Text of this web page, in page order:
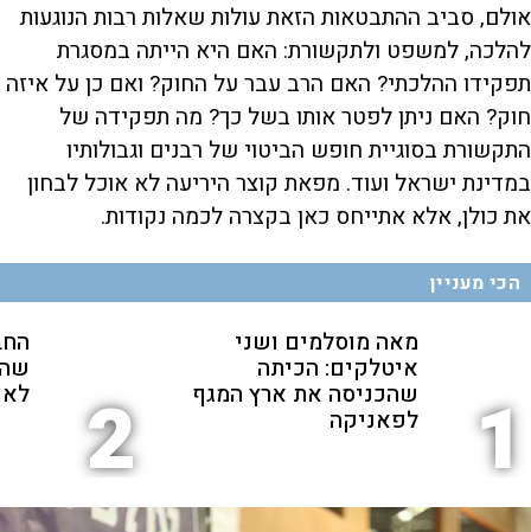
אולם, סביב ההתבטאות הזאת עולות שאלות רבות הנוגעות
להלכה, למשפט ולתקשורת: האם היא הייתה במסגרת
תפקידו ההלכתי? האם הרב עבר על החוק? ואם כן על איזה
חוק? האם ניתן לפטר אותו בשל כך? מה תפקידה של
התקשורת בסוגיית חופש הביטוי של רבנים וגבולותיו
במדינת ישראל ועוד. מפאת קוצר היריעה לא אוכל לבחון
את כולן, אלא אתייחס כאן בקצרה לכמה נקודות.
הכי מעניין
1
מאה מוסלמים ושני
איטלקים: הכיתה
שהכניסה את ארץ המגף
לפאניקה 2